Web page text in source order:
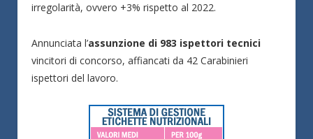
irregolarità, ovvero +3% rispetto al 2022.
Annunciata l’assunzione di 983 ispettori tecnici
vincitori di concorso, affiancati da 42 Carabinieri
ispettori del lavoro.